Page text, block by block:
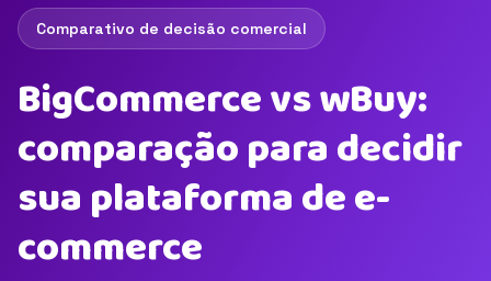
Comparativo de decisão comercial
BigCommerce vs wBuy:
comparação para decidir
sua plataforma de e-
commerce